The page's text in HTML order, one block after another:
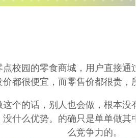
校园的零食商城，用户直接通
价都很便宜，而零售价都很贵，
个的话，别人也会做，根本没
什么优势。的确只是单单做其
么竞争力的。